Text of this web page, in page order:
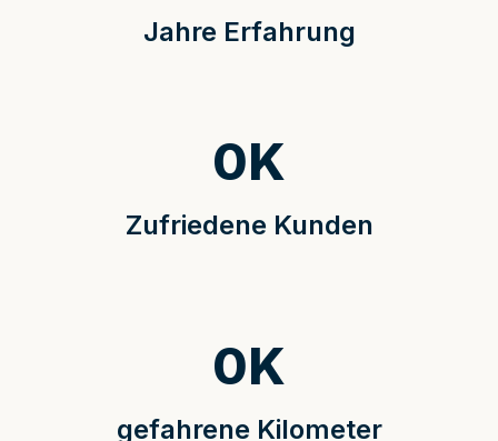
Jahre Erfahrung
Zufriedene Kunden
0K
gefahrene Kilometer
0K